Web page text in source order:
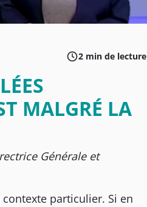
2 min de lecture
MALGRÉ LA
Générale et
particulier. Si en